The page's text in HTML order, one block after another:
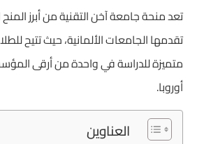
تعد منحة جامعة آخن التقنية من أبرز المنح
تقدمها الجامعات الألمانية، حيث تتيح
متميزة للدراسة في واحدة من أرقى
أوروبا.
العناوين